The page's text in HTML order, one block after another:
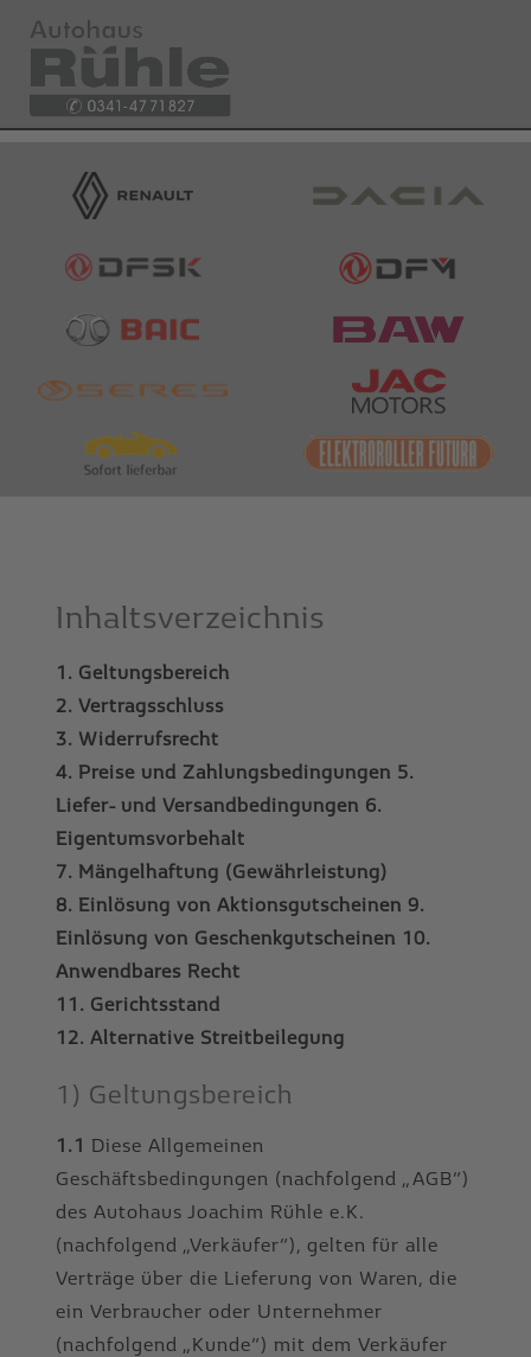
Inhaltsverzeichnis
1. Geltungsbereich
2. Vertragsschluss
3. Widerrufsrecht
4. Preise und Zahlungsbedingungen 5.
Liefer- und Versandbedingungen 6.
Eigentumsvorbehalt
7. Mängelhaftung (Gewährleistung)
8. Einlösung von Aktionsgutscheinen 9.
Einlösung von Geschenkgutscheinen 10.
Anwendbares Recht
11. Gerichtsstand
12. Alternative Streitbeilegung
1) Geltungsbereich
1.1 Diese Allgemeinen
Geschäftsbedingungen (nachfolgend „AGB“)
des Autohaus Joachim Rühle e.K.
(nachfolgend „Verkäufer“), gelten für alle
Verträge über die Lieferung von Waren, die
ein Verbraucher oder Unternehmer
(nachfolgend „Kunde“) mit dem Verkäufer